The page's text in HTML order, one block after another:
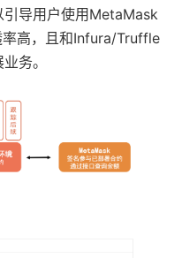
导用户使用MetaMask
高，且和Infura/Truffle
务。